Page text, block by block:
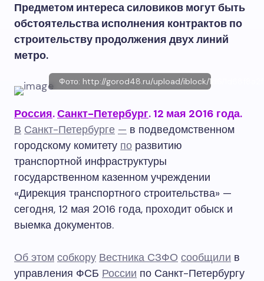
Предметом интереса силовиков могут быть
обстоятельства исполнения контрактов по
строительству продолжения двух линий
метро.
Фото: http://gorod48.ru/upload/iblock/1d6/
Россия.Санкт-Петербург. 12 мая 2016 года.
В Санкт-Петербурге — в подведомственном
городскому комитету по развитию
транспортной инфраструктуры
государственном казенном учреждении
«Дирекция транспортного строительства» —
сегодня, 12 мая 2016 года, проходит обыск и
выемка документов.
Об этом собкору Вестника СЗФО сообщили в
управления ФСБ России по Санкт-Петербургу